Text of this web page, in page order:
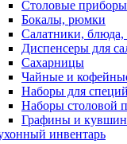
Столовые приборы
Бокалы, рюмки
Салатники, блюда,
Диспенсеры для
Сахарницы
Чайные и
Наборы для специй
Наборы столовой
Графины и
инвентарь